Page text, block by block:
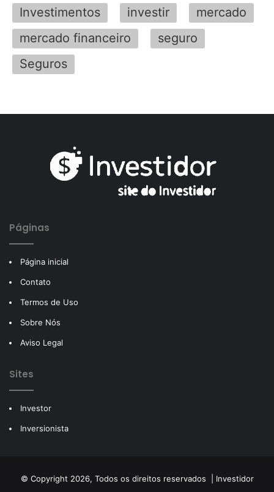
Investimentos
investir
mercado
mercado financeiro
seguro
Seguros
Páginas
Página inicial
Contato
Termos de Uso
Sobre Nós
Aviso Legal
Sites
Investor
Inversionista
© Copyright 2026, Todos os direitos reservados | Investidor